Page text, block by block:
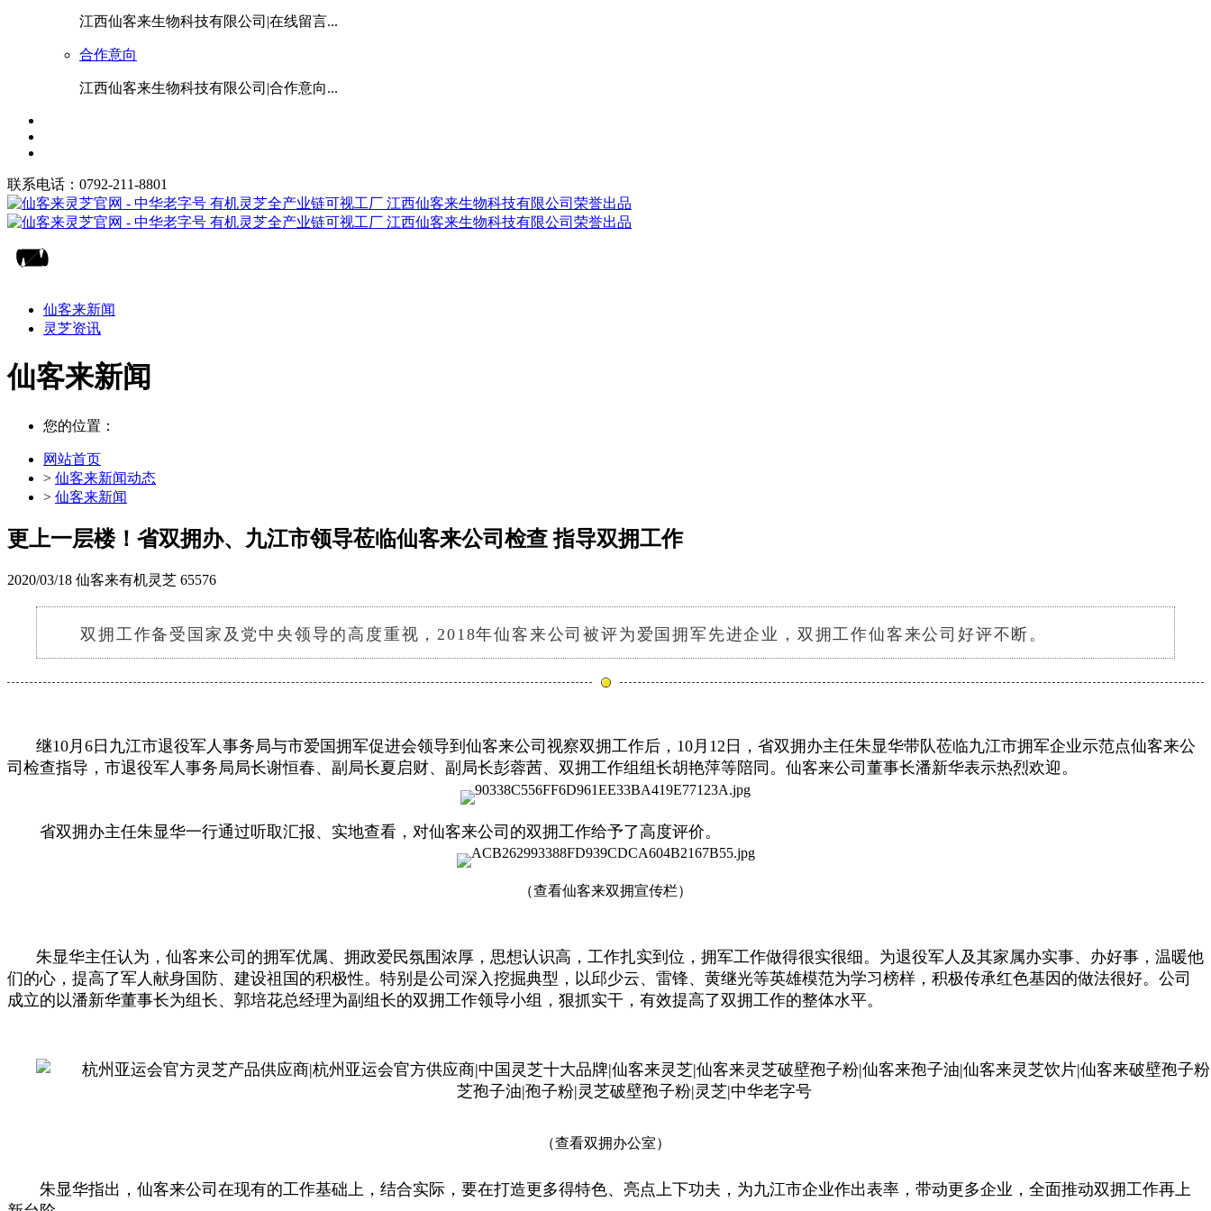
江西仙客来生物科技有限公司|在线留言...
合作意向
江西仙客来生物科技有限公司|合作意向...
联系电话：0792-211-8801
仙客来新闻
灵芝资讯
仙客来新闻
您的位置：
网站首页
> 仙客来新闻动态
> 仙客来新闻
更上一层楼！省双拥办、九江市领导莅临仙客来公司检查 指导双拥工作
2020/03/18 仙客来有机灵芝 65576
双拥工作备受国家及党中央领导的高度重视，2018年仙客来公司被评为爱 国拥军先进企业，双拥工作仙客来公司好评不断。
继10月6日九江市退役军人事务局与市爱国拥军促进会领导到仙客来公司视察双拥工作后，10月12日，省双拥办主任朱显华带队莅临九江市拥军企业示范点仙客来公
司检查指导，市退役军人事务局局长谢恒春、副局长夏启财、副局长彭蓉茜、双拥工作组组长胡艳萍等陪同。仙客来公司董事长潘新华表示热烈欢迎。
省双拥办主任朱显华一行通过听取汇报、实地查看，对仙客来公司的双拥工作给予了高度评价。
（查看仙客来双拥宣传栏）
朱显华主任认为，仙客来公司的拥军优属、拥政爱民氛围浓厚，思想认识高，工作扎实到位，拥军工作做得很实很细。为退役军人及其家属办实事、办好事，温暖他
们的心，提高了军人献身国防、建设祖国的积极性。特别是公司深入挖掘典型，以邱少云、雷锋、黄继光等英雄模范为学习榜样，积极传承红色基因的做法很好。公司
成立的以潘新华董事长为组长、郭培花总经理为副组长的双拥工作领导小组，狠抓实干，有效提高了双拥工作的整体水平。
（查看双拥办公室）
朱显华指出，仙客来公司在现有的工作基础上，结合实际，要在打造更多得特色、亮点上下功夫，为九江市企业作出表率，带动更多企业，全面推动双拥工作再上